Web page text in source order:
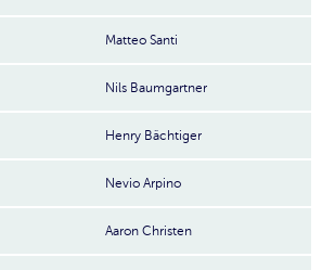
Matteo Santi
Nils Baumgartner
Henry Bächtiger
Nevio Arpino
Aaron Christen